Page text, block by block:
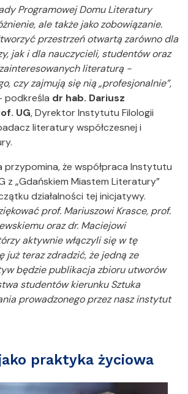
Programowej Domu Literatury
ale także jako zobowiązanie.
przestrzeń otwartą zarówno dla
jak i dla nauczycieli, studentów oraz
literaturą -
czy zajmują się nią „profesjonalnie”,
dr hab. Dariusz
UG, Dyrektor Instytutu Filologii
literatury współczesnej i
że współpraca Instytutu
z „Gdańskiem Miastem Literatury”
działalności tej inicjatywy.
prof. Mariuszowi Krasce, prof.
oraz dr. Maciejowi
aktywnie włączyli się w tę
już teraz zdradzić, że jedną ze
będzie publikacja zbioru utworów
studentów kierunku Sztuka
prowadzonego przez nasz instytut
praktyka życiowa